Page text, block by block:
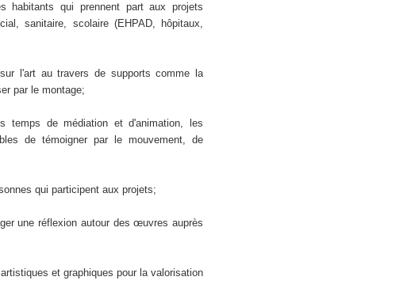
habitants qui prennent part aux projets
sanitaire, scolaire (EHPAD, hôpitaux,
l'art au travers de supports comme la
par le montage;
de médiation et d'animation, les
de témoigner par le mouvement, de
qui participent aux projets;
une réflexion autour des œuvres auprès
et graphiques pour la valorisation